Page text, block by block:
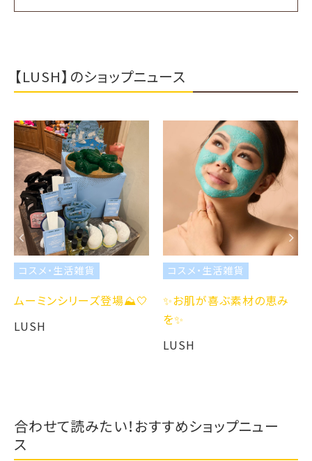
【LUSH】のショップニュース
コスメ・生活雑貨
ムーミンシリーズ登場⛰️🤍
LUSH
コスメ・生活雑貨
✨お肌が喜ぶ素材の恵み
を✨
LUSH
合わせて読みたい！おすすめショップニュー
ス